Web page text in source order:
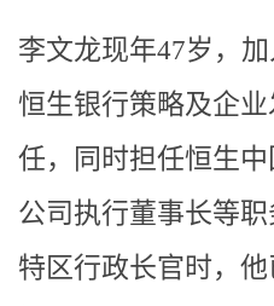
李文龙现年47岁，
恒生银行策略及企
任，同时担任恒生
公司执行董事长等
特区行政长官时，